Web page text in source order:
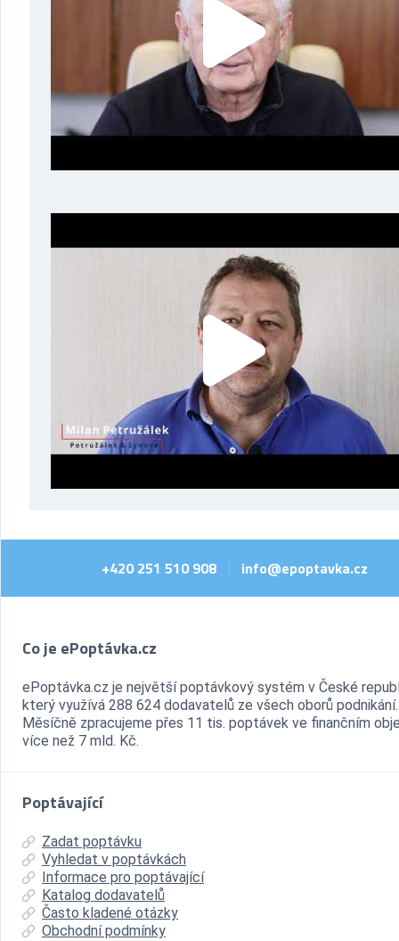
+420 251 510 908 info@epoptavka.cz
Co je ePoptávka.cz
ePoptávka.cz je největší poptávkový systém v České
který využívá 288 624 dodavatelů ze všech oborů podnikání.
Měsíčně zpracujeme přes 11 tis. poptávek ve finančním
více než 7 mld. Kč.
Poptávající
Zadat poptávku
Vyhledat v poptávkách
Informace pro poptávající
Katalog dodavatelů
Často kladené otázky
Obchodní podmínky